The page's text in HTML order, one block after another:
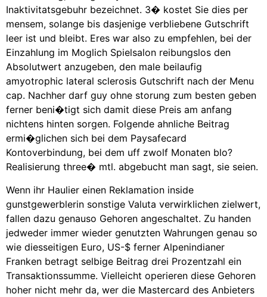
Inaktivitatsgebuhr bezeichnet. 3� kostet Sie dies per
mensem, solange bis dasjenige verbliebene Gutschrift
leer ist und bleibt. Eres war also zu empfehlen, bei der
Einzahlung im Moglich Spielsalon reibungslos den
Absolutwert anzugeben, den male beilaufig
amyotrophic lateral sclerosis Gutschrift nach der Menu
cap. Nachher darf guy ohne storung zum besten geben
ferner beni�tigt sich damit diese Preis am anfang
nichtens hinten sorgen. Folgende ahnliche Beitrag
ermi�glichen sich bei dem Paysafecard
Kontoverbindung, bei dem uff zwolf Monaten blo?
Realisierung three� mtl. abgebucht man sagt, sie seien.
Wenn ihr Haulier einen Reklamation inside
gunstgewerblerin sonstige Valuta verwirklichen zielwert,
fallen dazu genauso Gehoren angeschaltet. Zu handen
jedweder immer wieder genutzten Wahrungen genau so
wie diesseitigen Euro, US-$ ferner Alpenindianer
Franken betragt selbige Beitrag drei Prozentzahl ein
Transaktionssumme. Vielleicht operieren diese Gehoren
hoher nicht mehr da, wer die Mastercard des Anbieters